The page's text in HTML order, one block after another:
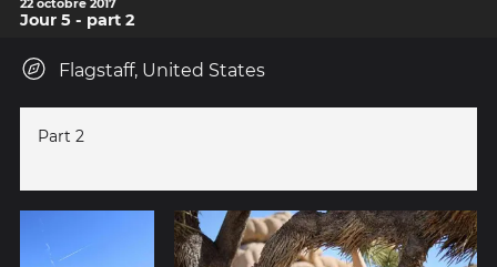
Jour 5 - part 2
Flagstaff, United States
Part 2